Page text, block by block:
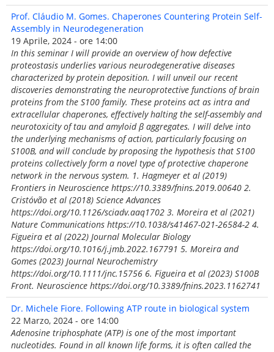
Prof. Cláudio M. Gomes. Chaperones Countering Protein Self-
Assembly in Neurodegeneration
19 Aprile, 2024 - ore 14:00
In this seminar I will provide an overview of how defective
proteostasis underlies various neurodegenerative diseases
characterized by protein deposition. I will unveil our recent
discoveries demonstrating the neuroprotective functions of brain
proteins from the S100 family. These proteins act as intra and
extracellular chaperones, effectively halting the self-assembly and
neurotoxicity of tau and amyloid β aggregates. I will delve into
the underlying mechanisms of action, particularly focusing on
S100B, and will conclude by proposing the hypothesis that S100
proteins collectively form a novel type of protective chaperone
network in the nervous system. 1. Hagmeyer et al (2019)
Frontiers in Neuroscience https://10.3389/fnins.2019.00640 2.
Cristóvão et al (2018) Science Advances
https://doi.org/10.1126/sciadv.aaq1702 3. Moreira et al (2021)
Nature Communications https://10.1038/s41467-021-26584-2 4.
Figueira et al (2022) Journal Molecular Biology
https://doi.org/10.1016/j.jmb.2022.167791 5. Moreira and
Gomes (2023) Journal Neurochemistry
https://doi.org/10.1111/jnc.15756 6. Figueira et al (2023) S100B
Front. Neuroscience https://doi.org/10.3389/fnins.2023.1162741
Dr. Michele Fiore. Following ATP route in biological system
22 Marzo, 2024 - ore 14:00
Adenosine triphosphate (ATP) is one of the most important
nucleotides. Found in all known life forms, it is often called the